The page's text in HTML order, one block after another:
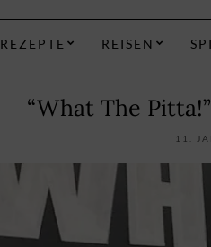
REZEPTE REISEN
“What The
11.